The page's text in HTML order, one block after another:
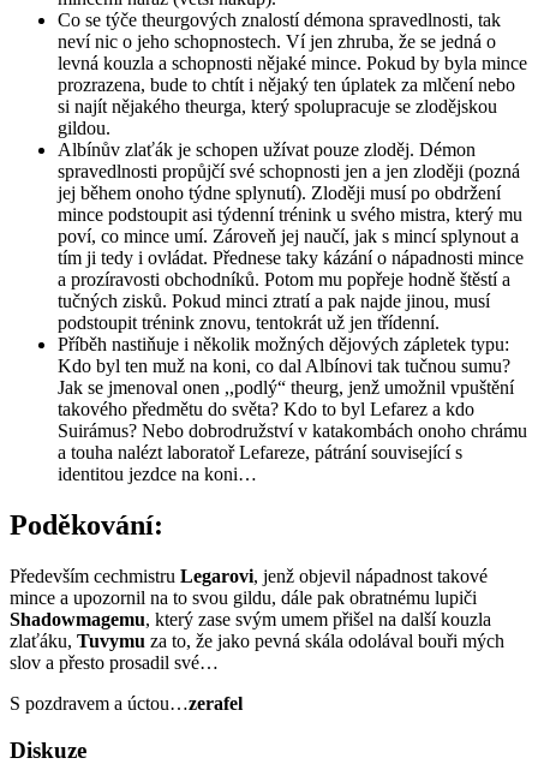
Co se týče theurgových znalostí démona spravedlnosti, tak
neví nic o jeho schopnostech. Ví jen zhruba, že se jedná o
levná kouzla a schopnosti nějaké mince. Pokud by byla mince
prozrazena, bude to chtít i nějaký ten úplatek za mlčení nebo
si najít nějakého theurga, který spolupracuje se zlodějskou
gildou.
Albínův zlaťák je schopen užívat pouze zloděj. Démon
spravedlnosti propůjčí své schopnosti jen a jen zloději (pozná
jej během onoho týdne splynutí). Zloději musí po obdržení
mince podstoupit asi týdenní trénink u svého mistra, který mu
poví, co mince umí. Zároveň jej naučí, jak s mincí splynout a
tím ji tedy i ovládat. Přednese taky kázání o nápadnosti mince
a prozíravosti obchodníků. Potom mu popřeje hodně štěstí a
tučných zisků. Pokud minci ztratí a pak najde jinou, musí
podstoupit trénink znovu, tentokrát už jen třídenní.
Příběh nastiňuje i několik možných dějových zápletek typu:
Kdo byl ten muž na koni, co dal Albínovi tak tučnou sumu?
Jak se jmenoval onen ,,podlý“ theurg, jenž umožnil vpuštění
takového předmětu do světa? Kdo to byl Lefarez a kdo
Suirámus? Nebo dobrodružství v katakombách onoho chrámu
a touha nalézt laboratoř Lefareze, pátrání související s
identitou jezdce na koni…
Poděkování:
Především cechmistru Legarovi, jenž objevil nápadnost takové
mince a upozornil na to svou gildu, dále pak obratnému lupiči
Shadowmagemu, který zase svým umem přišel na další kouzla
zlaťáku, Tuvymu za to, že jako pevná skála odolával bouři mých
slov a přesto prosadil své…
S pozdravem a úctou…zerafel
Diskuze